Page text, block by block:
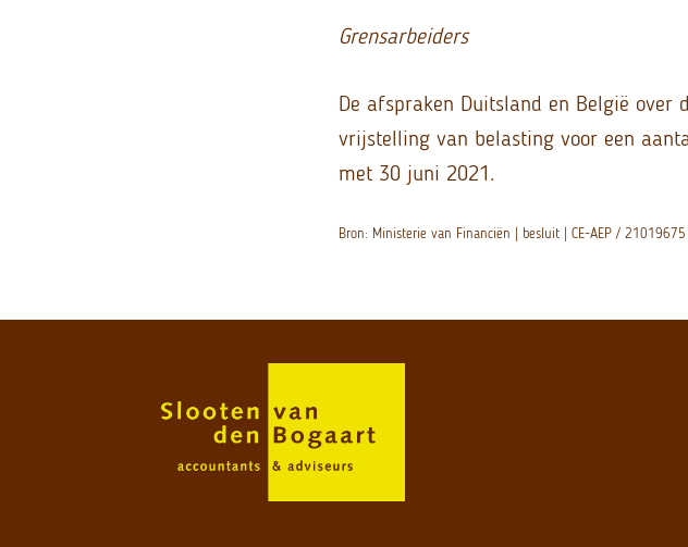
Grensarbeiders
De afspraken Duitsland en België over
vrijstelling van belasting voor een
met 30 juni 2021.
Bron: Ministerie van Financiën | besluit | CE-AEP /